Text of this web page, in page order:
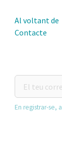
Al voltant de
Contacte
teu
correu-
En registrar-se,